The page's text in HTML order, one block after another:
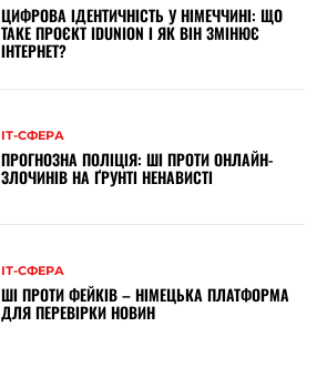
ЦИФРОВА ІДЕНТИЧНІСТЬ У НІМЕЧЧИНІ: ЩО
ТАКЕ ПРОЄКТ IDUNION І ЯК ВІН ЗМІНЮЄ
ІНТЕРНЕТ?
ІТ-СФЕРА
ПРОГНОЗНА ПОЛІЦІЯ: ШІ ПРОТИ ОНЛАЙН-
ЗЛОЧИНІВ НА ҐРУНТІ НЕНАВИСТІ
ІТ-СФЕРА
ШІ ПРОТИ ФЕЙКІВ – НІМЕЦЬКА ПЛАТФОРМА
ДЛЯ ПЕРЕВІРКИ НОВИН